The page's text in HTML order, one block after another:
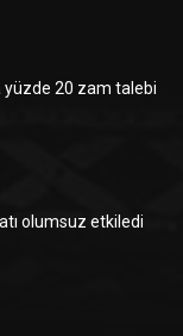
yüzde 20 zam talebi
olumsuz etkiledi